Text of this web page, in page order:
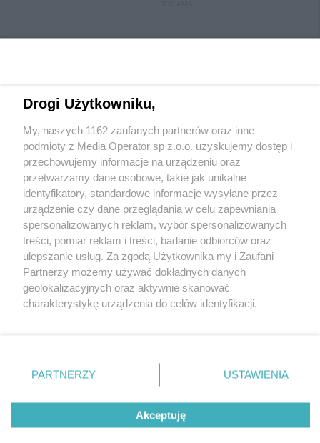
Wydawca mediówlokalnych
Nie zapomnij
zapoznać się z:
polityką prywatności regulamin korzystania z portali
Twojemiasto
Piekary Śląskie
Chorzów
Tarnowskie Góry
Gliwice
Skontakuj sięz nami
Kontakt
Wydawca
Redakcja
Drogi Użytkowniku,
My, naszych 1162 zaufanych partnerów oraz inne
podmioty z Media Operator sp z.o.o. uzyskujemy dostęp i
przechowujemy informacje na urządzeniu oraz
przetwarzamy dane osobowe, takie jak unikalne
identyfikatory, standardowe informacje wysyłane przez
urządzenie czy dane przeglądania w celu zapewniania
spersonalizowanych reklam, wybór spersonalizowanych
treści, pomiar reklam i treści, badanie odbiorców oraz
ulepszanie usług. Za zgodą Użytkownika my i Zaufani
Partnerzy możemy używać dokładnych danych
geolokalizacyjnych oraz aktywnie skanować
charakterystykę urządzenia do celów identyfikacji.
zmienić/wycofać klikając przycisk ustawień prywatności
znajdujący się w lewym dolnym rogu strony
rodzaje przetwarzania danych nie wymagają zgody
użytkownika, ale masz prawo sprzeciwić się takiemu
przetwarzaniu. Preferencje będą miały zastosowania tylko
PARTNERZY USTAWIENIA
Akceptuję